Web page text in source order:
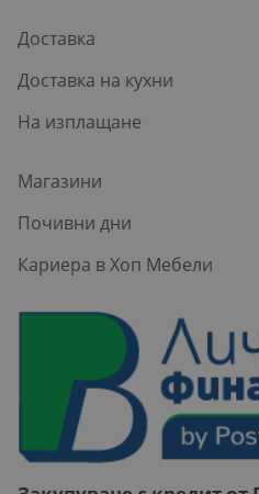
Доставка
Доставка на кухни
На изплащане
Магазини
Почивни дни
Кариера в Хоп Мебели